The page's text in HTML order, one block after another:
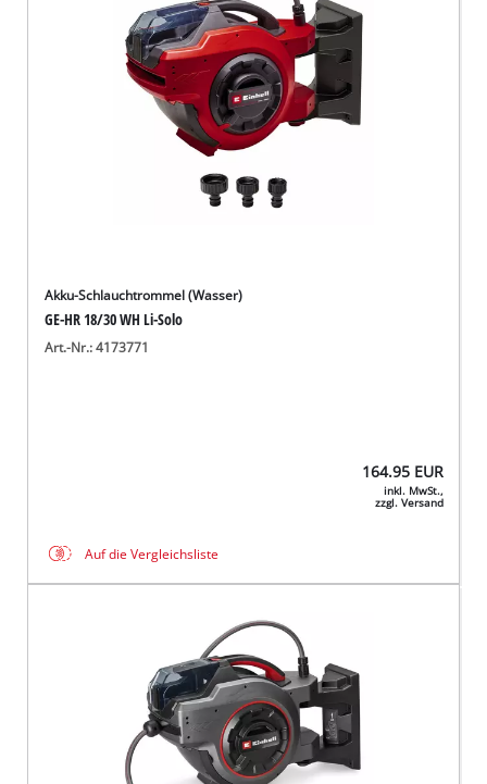
Akku-Schlauchtrommel (Wasser)
GE-HR 18/30 WH Li-Solo
Art.-Nr.: 4173771
164.95 EUR
inkl. MwSt.,
zzgl. Versand
Auf die Vergleichsliste